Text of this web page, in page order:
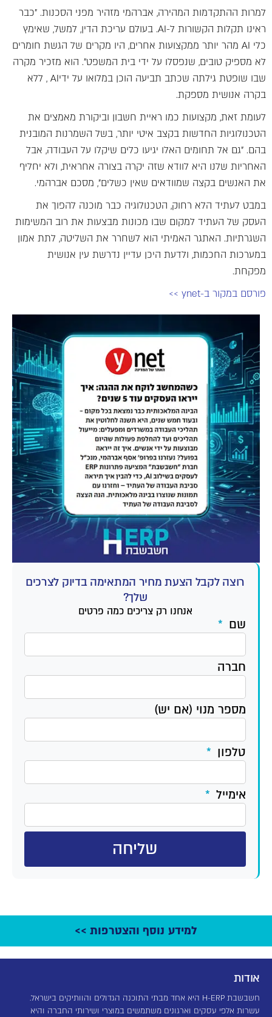
למרות ההתקדמות המהירה, אברהמי מזהיר מפני הסכנות. "כבר
ראינו תקלות הקשורות ל-AI. בעולם עריכת הדין, למשל, שאימץ
כלי AI מהר יותר ממקצועות אחרים, היו מקרים של הגשת חומרים
לא מספיק טובים, שנפסלו על ידי בית המשפט". הוא מזכיר מקרה
שבו שופטת גילתה שכתב תביעה הוכן במלואו על ידיAI , ללא
בקרה אנושית מספקת.
לעומת זאת, מקצועות כמו ראיית חשבון וביקורת מאמצים את
הטכנולוגיות החדשות בקצב איטי יותר, בשל השמרנות המובנית
בהם. "גם אל תחומים האלו יגיעו כלים שיקלו על העבודה, אבל
האחריות שלנו היא לוודא שזה יקרה בצורה אחראית, ולא יחליף
את האנשים בקצה שמוודאים שאין כשלים", מסכם אברהמי.
במבט לעתיד הלא רחוק, הטכנולוגיה כבר מוכנה להפוך את
העסק של העתיד למקום שבו מכונות מבצעות את רוב המשימות
השגרתיות. האתגר האמיתי הוא לשחרר את השליטה, לתת אמון
במערכות החכמות, ולדעת היכן עדיין נדרשת עין אנושית
מפקחת.
פורסם במקור ב-ynet >>
רוצה לקבל הצעת מחיר המתאימה בדיוק לצרכים
שלך?
אנחנו רק צריכים כמה פרטים
שם
חברה
מספר מנוי (אם יש)
טלפון
אימייל
שליחה
למידע נוסף והצטרפות >>
אודות
חשבשבת H-ERP היא אחד מבתי התוכנה הגדולים והוותיקים בישראל.
עשרות אלפי עסקים וארגונים משתמשים במוצרי ושירותי החברה והיא